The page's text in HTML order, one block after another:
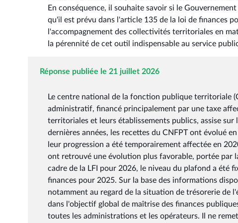
En conséquence, il souhaite savoir si le
qu'il est prévu dans l'article 135 de la loi de finances
l'accompagnement des collectivités territoriales en
la pérennité de cet outil indispensable au service
Réponse publiée le 21 juillet 2026
Le centre national de la fonction publique territoriale
administratif, financé principalement par une taxe
territoriales et leurs établissements publics, assise sur
dernières années, les recettes du CNFPT ont évolué
leur progression a été temporairement affectée en
ont retrouvé une évolution plus favorable, portée par
cadre de la LFI pour 2026, le niveau du plafond a été
finances pour 2025. Sur la base des informations
notamment au regard de la situation de trésorerie de
dans l'objectif global de maîtrise des finances
toutes les administrations et les opérateurs. Il ne